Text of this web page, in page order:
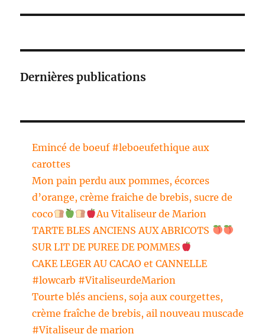
Dernières publications
Emincé de boeuf #leboeufethique aux
carottes
Mon pain perdu aux pommes, écorces
d’orange, crème fraiche de brebis, sucre de
coco
Au Vitaliseur de Marion
TARTE BLES ANCIENS AUX ABRICOTS
SUR LIT DE PUREE DE POMMES
CAKE LEGER AU CACAO et CANNELLE
#lowcarb #VitaliseurdeMarion
Tourte blés anciens, soja aux courgettes,
crème fraîche de brebis, ail nouveau muscade
#Vitaliseur de marion